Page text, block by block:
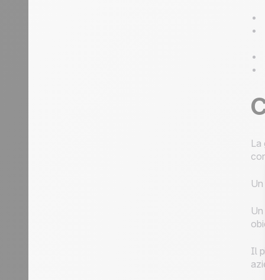
La
Il